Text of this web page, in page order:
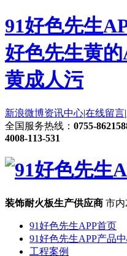
91好色先生
好色先生黄
黄成人污
新浪微博资讯中心|在线留言|
全国服务热线： 0755-
4008-113-531
装饰耐火板生产供应商 市
91好色先生APP首页
91好色先生APP产品
工程案例